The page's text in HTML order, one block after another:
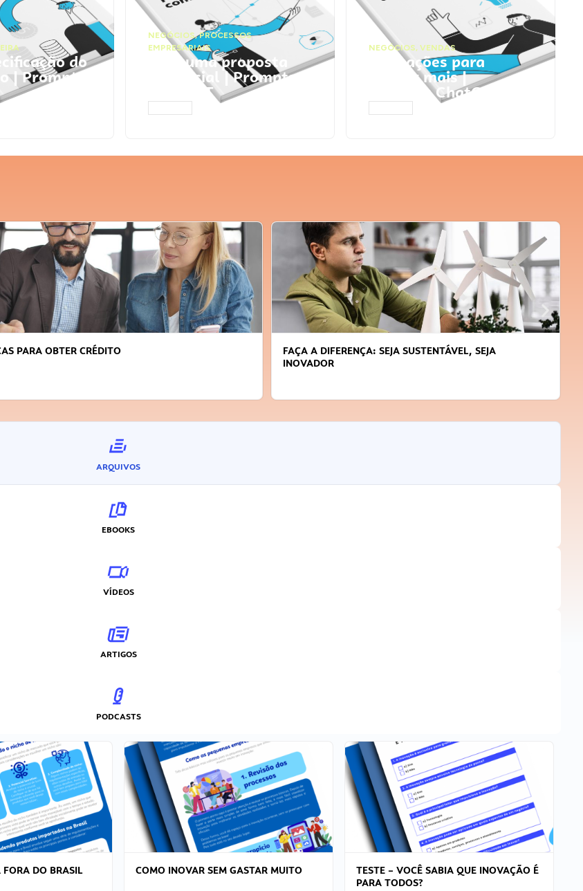
do
| Prompts
NEGÓCIOS,PROCESSOS
EMPRESARIAIS
Faça uma proposta
comercial | Prompts
ChatGPT
NEGÓCIOS, VENDAS
Faça ações para
vender mais |
Prompts ChatGPT
FAÇA A DIFERENÇA: SEJA SUSTENTÁVEL, SEJA
APRENDA A
ARQUIVOS
EBOOKS
VÍDEOS
ARTIGOS
PODCASTS
DO BRASIL COMO INOVAR SEM GASTAR MUITO
TESTE – VOCÊ SABIA QUE INOVAÇÃO É
PARA TODOS?